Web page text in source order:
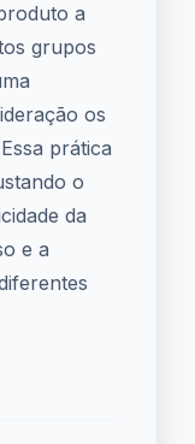
a
grupos
os
prática
o
da
e a